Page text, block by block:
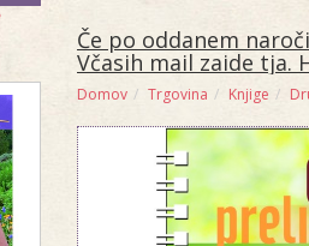
Če po oddanem
Včasih mail zaide tja.
Domov Trgovina Knjige